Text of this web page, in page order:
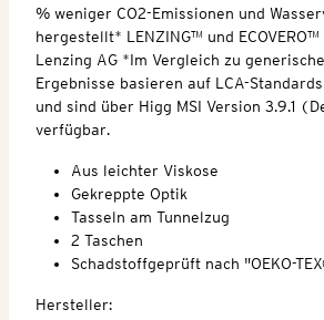
% weniger CO2-Emissionen und
hergestellt* LENZING™ und
Lenzing AG *Im Vergleich zu
Ergebnisse basieren auf LCA-
und sind über Higg MSI Version 3.9.1
verfügbar.
Aus leichter Viskose
Gekreppte Optik
Tasseln am Tunnelzug
2 Taschen
Schadstoffgeprüft nach "OEKO-
Hersteller: